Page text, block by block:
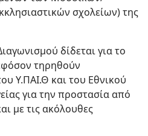
σχολείων) της
δίδεται για το
τηρηθούν
Υ.ΠΑΙ.Θ και του Εθνικού
για την προστασία από
με τις ακόλουθες